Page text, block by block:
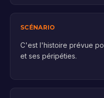
SCÉNARIO
C'est l'histoire prévue
et ses péripéties.